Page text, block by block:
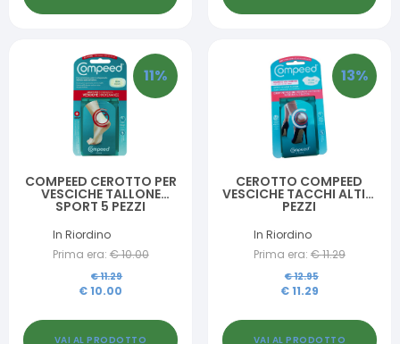
11%
COMPEED CEROTTO PER
VESCICHE TALLONE
SPORT 5 PEZZI
In Riordino
Prima era: €10.00
€11.29
€10.00
VAI AL PRODOTTO
13%
CEROTTO COMPEED
VESCICHE TACCHI ALTI 5
PEZZI
In Riordino
Prima era: €11.29
€12.95
€11.29
VAI AL PRODOTTO